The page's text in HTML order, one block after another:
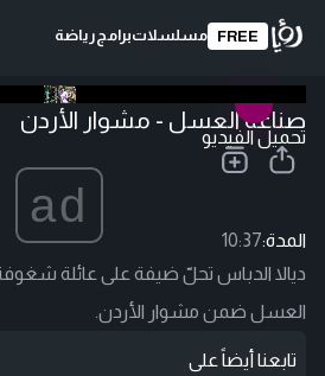
FREE مسلسلاتبرامج رياضة
تحميل الفيديو
صناعة العسل - مشوار الأردن
ad
المدة:10:37
ديالا الدباس تحلّ ضيفة على عائلة
العسل ضمن مشوار الأردن.
تابعنا أيضاً على